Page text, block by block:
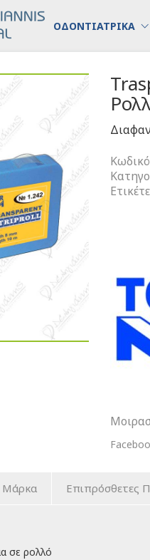
ΟΔΟΝΤΙΑΤΡΙΚΑ
Τοίχωμα
Ρολλό
Μάρκα Επιπρόσθετες
σε ρολλό